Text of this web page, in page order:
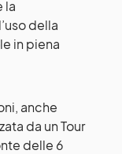
la
della
in piena
anche
da un Tour
delle 6